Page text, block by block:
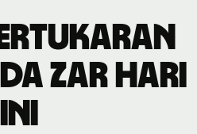
ZAR hari
ini